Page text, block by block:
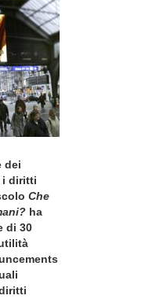
dei
i diritti
Che
ha
di 30